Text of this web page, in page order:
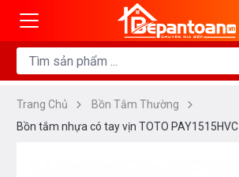
Trang Chủ
Bồn Tắm Thường
Bồn tắm nhựa có tay vịn TOTO PAY1515HVC